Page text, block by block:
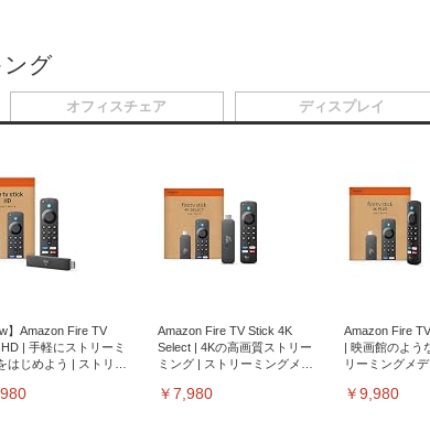
グ
】Amazon Fire TV
| 手軽にストリーミ
はじめよう | ストリー
Amazon Fire TV Stick 4K
Select | 4Kの高画質ストリー
ミング | ストリーミングメデ
￥7,980
Amazon Fire
| 映画館のよう
リーミングメデ
￥9,980
オフィスチェア ディスプレイ